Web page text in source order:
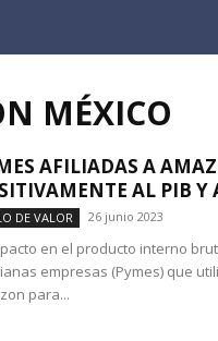
MÉXICO
AFILIADAS A
AL PIB Y
DE VALOR 26 junio 2023
en el producto interno
empresas (Pymes) que
para...